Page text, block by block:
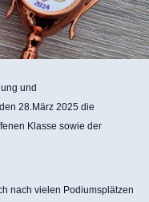
und
28.März 2025 die
Klasse sowie der
nach vielen Podiumsplätzen